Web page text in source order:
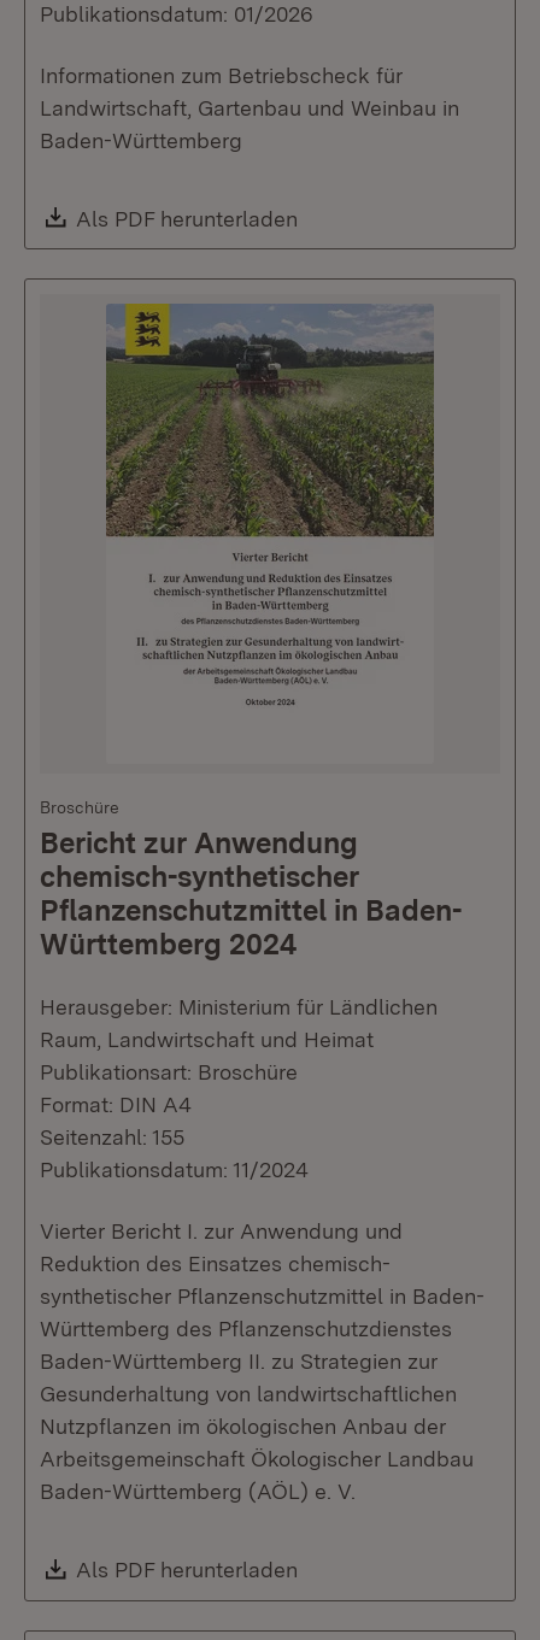
Publikationsdatum: 01/2026
Informationen zum Betriebscheck für
Landwirtschaft, Gartenbau und Weinbau in
Baden-Württemberg
Download:
Als PDF herunterladen
Broschüre
Bericht zur Anwendung
chemisch-synthetischer
Pflanzenschutzmittel in Baden-
Württemberg 2024
Herausgeber: Ministerium für Ländlichen
Raum, Landwirtschaft und Heimat
Publikationsart: Broschüre
Format: DIN A4
Seitenzahl: 155
Publikationsdatum: 11/2024
Vierter Bericht I. zur Anwendung und
Reduktion des Einsatzes chemisch-
synthetischer Pflanzenschutzmittel in Baden-
Württemberg des Pflanzenschutzdienstes
Baden-Württemberg II. zu Strategien zur
Gesunderhaltung von landwirtschaftlichen
Nutzpflanzen im ökologischen Anbau der
Arbeitsgemeinschaft Ökologischer Landbau
Baden-Württemberg (AÖL) e. V.
Download:
Als PDF herunterladen